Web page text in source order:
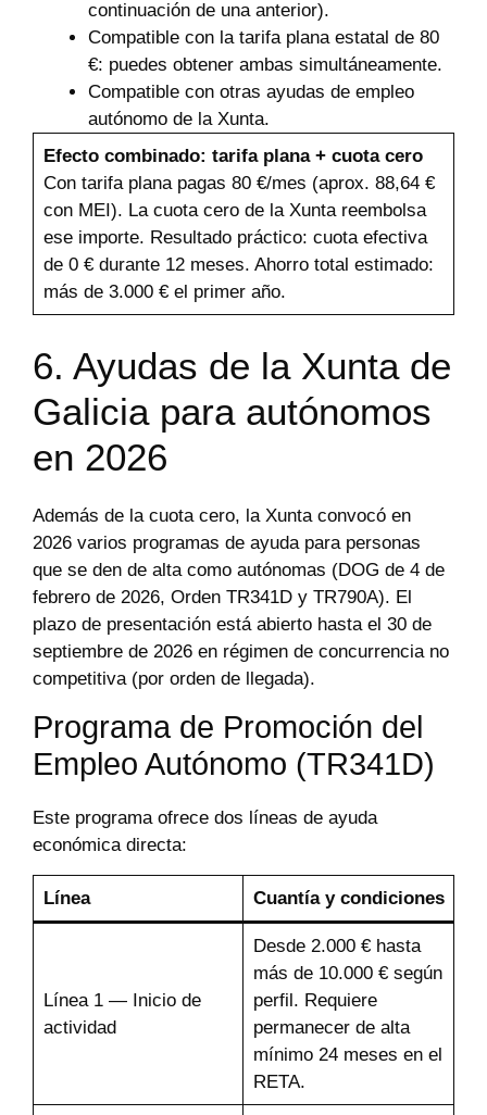
continuación de una anterior).
Compatible con la tarifa plana estatal de 80
€: puedes obtener ambas simultáneamente.
Compatible con otras ayudas de empleo
autónomo de la Xunta.
Efecto combinado: tarifa plana + cuota cero
Con tarifa plana pagas 80 €/mes (aprox. 88,64 €
con MEI). La cuota cero de la Xunta reembolsa
ese importe. Resultado práctico: cuota efectiva
de 0 € durante 12 meses. Ahorro total estimado:
más de 3.000 € el primer año.
6. Ayudas de la Xunta de
Galicia para autónomos
en 2026
Además de la cuota cero, la Xunta convocó en
2026 varios programas de ayuda para personas
que se den de alta como autónomas (DOG de 4 de
febrero de 2026, Orden TR341D y TR790A). El
plazo de presentación está abierto hasta el 30 de
septiembre de 2026 en régimen de concurrencia no
competitiva (por orden de llegada).
Programa de Promoción del
Empleo Autónomo (TR341D)
Este programa ofrece dos líneas de ayuda
económica directa:
Línea Cuantía y condiciones
Línea 1 — Inicio de
actividad
Desde 2.000 € hasta
más de 10.000 € según
perfil. Requiere
permanecer de alta
mínimo 24 meses en el
RETA.